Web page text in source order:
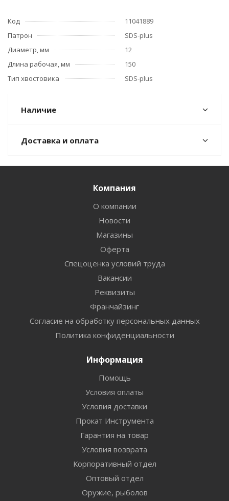
Код
11041889
Патрон
SDS-plus
Диаметр, мм
12
Длина рабочая, мм
150
Тип хвостовика
SDS-plus
Наличие
Доставка и оплата
Компания
О компании
Новости
Магазины
Оферта
Спецоценка условий труда
Вакансии
Реквизиты
Франчайзинг
Согласие на обработку персональных данных
Политика конфиденциальности
Информация
Помощь
Условия оплаты
Условия доставки
Прокат Инструмента
Гарантия на товар
Условия возврата
Корпоративный отдел
Оптовый отдел
Оружие, рыболов